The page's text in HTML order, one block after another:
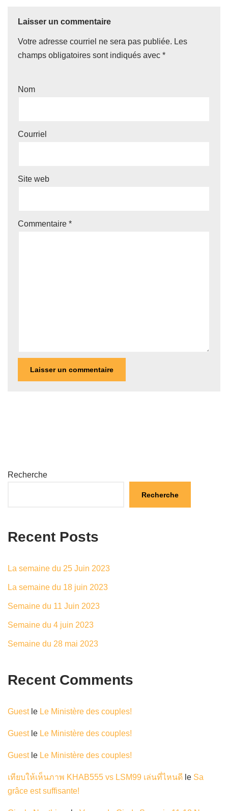
Laisser un commentaire
Votre adresse courriel ne sera pas publiée. Les
champs obligatoires sont indiqués avec *
Nom
Courriel
Site web
Commentaire *
Recherche
Recherche
Recent Posts
La semaine du 25 Juin 2023
La semaine du 18 juin 2023
Semaine du 11 Juin 2023
Semaine du 4 juin 2023
Semaine du 28 mai 2023
Recent Comments
Guestle Le Ministère des couples!
Guestle Le Ministère des couples!
Guestle Le Ministère des couples!
เทียบให้เห็นภาพ KHAB555 vs LSM99 เล่นที่ไหนดี le Sa
grâce est suffisante!